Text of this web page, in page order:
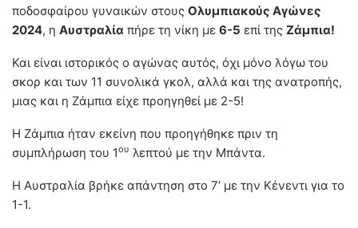
ποδοσφαίρου γυναικών στους Ολυμπιακούς Αγώνες
2024, η Αυστραλία πήρε τη νίκη με 6-5 επί της Ζάμπια!
Και είναι ιστορικός ο αγώνας αυτός, όχι μόνο λόγω του
σκορ και των 11 συνολικά γκολ, αλλά και της ανατροπής,
μιας και η Ζάμπια είχε προηγηθεί με 2-5!
Η Ζάμπια ήταν εκείνη που προηγήθηκε πριν τη
συμπλήρωση του 1ου λεπτού με την Μπάντα.
Η Αυστραλία βρήκε απάντηση στο 7’ με την Κένεντι για το
1-1.